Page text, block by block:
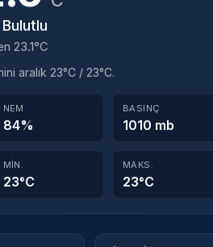
Bulutlu
23.1°C
aralık 23°C / 23°C.
NEM
84%
BASINÇ
1010 mb
MIN.
23°C
MAKS.
23°C